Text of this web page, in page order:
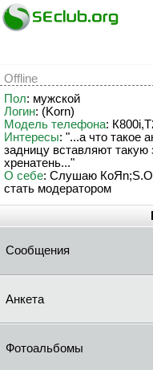
Offline
Пол: мужской
Логин: (Korn)
Модель телефона:
Интересы: "...a что такое
задницу вставляют
хренатень..."
О себе: Слушаю
стать модератором
Сообщения
Анкета
Фотоальбомы